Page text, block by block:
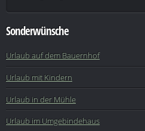
Sonderwünsche
Urlaub auf dem Bauernhof
Urlaub mit Kindern
Urlaub in der Mühle
Urlaub im Umgebindehaus